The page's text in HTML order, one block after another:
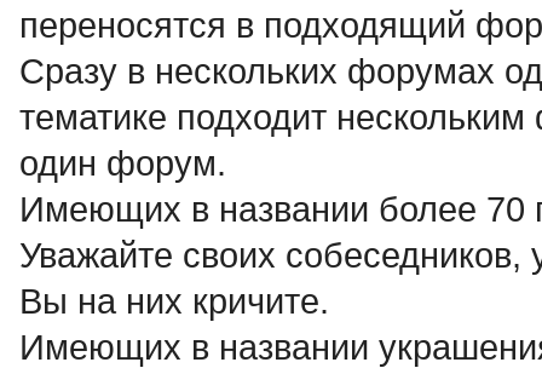
переносятся в подходящий
Сразу в нескольких форумах
тематике подходит
один форум.
Имеющих в названии более
Уважайте своих
Вы на них кричите.
Имеющих в названии